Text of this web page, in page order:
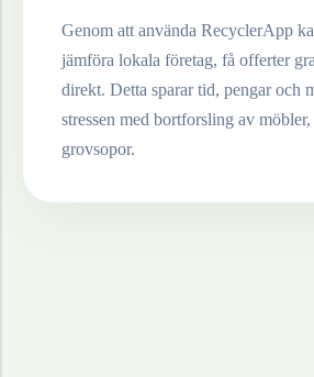
Genom att använda RecyclerApp
jämföra lokala företag, få offerter
direkt. Detta sparar tid, pengar och
stressen med bortforsling av
grovsopor.